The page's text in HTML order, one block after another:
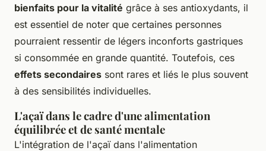
bienfaits pour la vitalité grâce à ses antioxydants, il
est essentiel de noter que certaines personnes
pourraient ressentir de légers inconforts gastriques
si consommée en grande quantité. Toutefois, ces
effets secondaires sont rares et liés le plus souvent
à des sensibilités individuelles.
L'açaï dans le cadre d'une alimentation
équilibrée et de santé mentale
L'intégration de l'açaï dans l'alimentation